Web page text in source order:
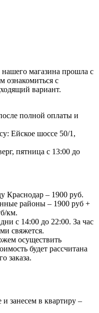
магазина прошла с
ознакомиться с
вариант.
полной оплаты и
Ейское шоссе 50/1,
пятница с 13:00 до
Краснодар – 1900 руб.
районы – 1900 руб +
км.
с 14:00 до 22:00. За час
свяжется.
осуществить
будет рассчитана
заказа.
занесем в квартиру –